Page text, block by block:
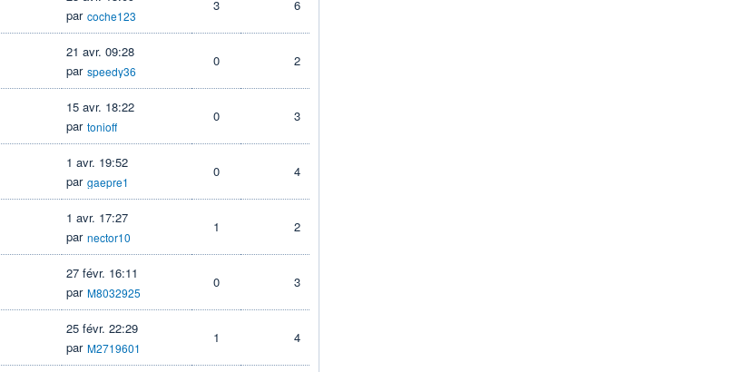
par coche123
3 6
21 avr. 09:28
par speedy36
0 2
15 avr. 18:22
par tonioff
0 3
1 avr. 19:52
par gaepre1
0 4
1 avr. 17:27
par nector10
1 2
27 févr. 16:11
par M8032925
0 3
25 févr. 22:29
par M2719601
1 4